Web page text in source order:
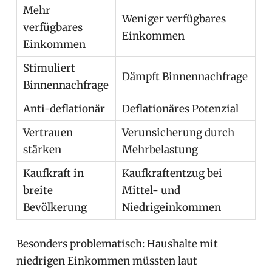
Mehr
verfügbares
Einkommen
Weniger verfügbares
Einkommen
Stimuliert
Binnennachfrage
Dämpft Binnennachfrage
Anti-deflationär
Deflationäres Potenzial
Vertrauen
stärken
Verunsicherung durch
Mehrbelastung
Kaufkraft in
breite
Bevölkerung
Kaufkraftentzug bei
Mittel- und
Niedrigeinkommen
Besonders problematisch: Haushalte mit
niedrigen Einkommen müssten laut